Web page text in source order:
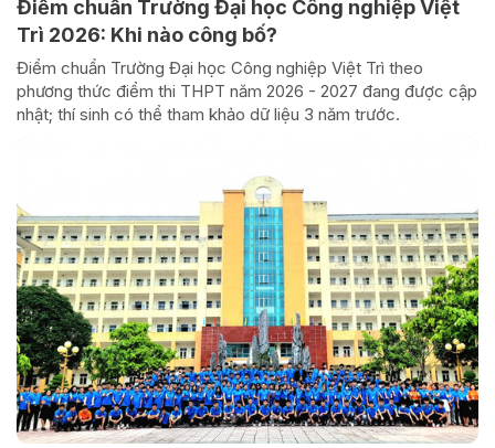
Điểm chuẩn Trường Đại học Công nghiệp Việt
Trì 2026: Khi nào công bố?
Điểm chuẩn Trường Đại học Công nghiệp Việt Trì theo
phương thức điểm thi THPT năm 2026 - 2027 đang được cập
nhật; thí sinh có thể tham khảo dữ liệu 3 năm trước.